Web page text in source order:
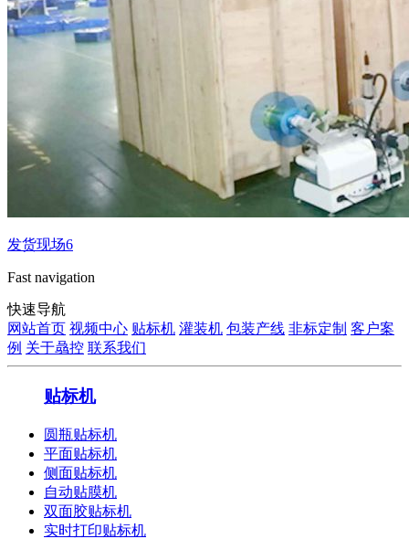
发货现场6
Fast navigation
快速导航
网站首页 视频中心 贴标机 灌装机 包装产线 非标定制 客户案
例 关于骉控 联系我们
贴标机
圆瓶贴标机
平面贴标机
侧面贴标机
自动贴膜机
双面胶贴标机
实时打印贴标机